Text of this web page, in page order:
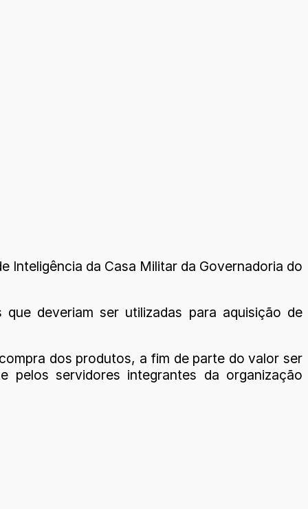
Inteligência da Casa Militar da Governadoria do
deveriam ser utilizadas para aquisição de
dos produtos, a fim de parte do valor ser
pelos servidores integrantes da organização